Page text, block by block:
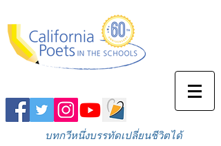
บทกวีหนึ่งบรรทัดเปลี่ยนชีวิตได้